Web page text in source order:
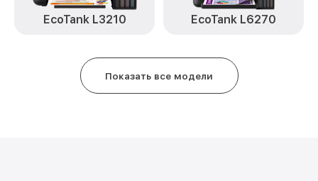
EcoTank L3210 EcoTank L6270
Показать все модели